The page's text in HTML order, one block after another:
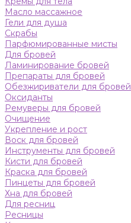
Масло массажное
Гели для душа
Скрабы
Парфюмированные мисты
Для бровей
Ламинирование бровей
Препараты для бровей
Обезжириватели для бровей
Оксиданты
Ремуверы для бровей
Очищение
Укрепление и рост
Воск для бровей
Инструменты для бровей
Кисти для бровей
Краска для бровей
Пинцеты для бровей
Хна для бровей
Для ресниц
Ресницы